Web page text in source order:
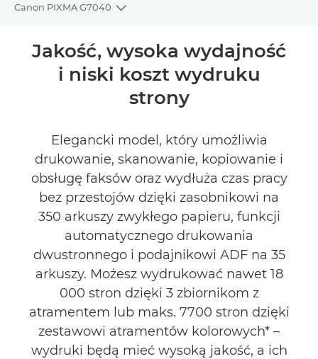
Canon PIXMA G7040
Toggle breadcrumbs
Wprowadzenie
Dane techniczne
Jakość, wysoka wydajność
i niski koszt wydruku
strony
Elegancki model, który umożliwia
drukowanie, skanowanie, kopiowanie i
obsługę faksów oraz wydłuża czas pracy
bez przestojów dzięki zasobnikowi na
350 arkuszy zwykłego papieru, funkcji
automatycznego drukowania
dwustronnego i podajnikowi ADF na 35
arkuszy. Możesz wydrukować nawet 18
000 stron dzięki 3 zbiornikom z
atramentem lub maks. 7700 stron dzięki
zestawowi atramentów kolorowych* –
wydruki będą mieć wysoką jakość, a ich